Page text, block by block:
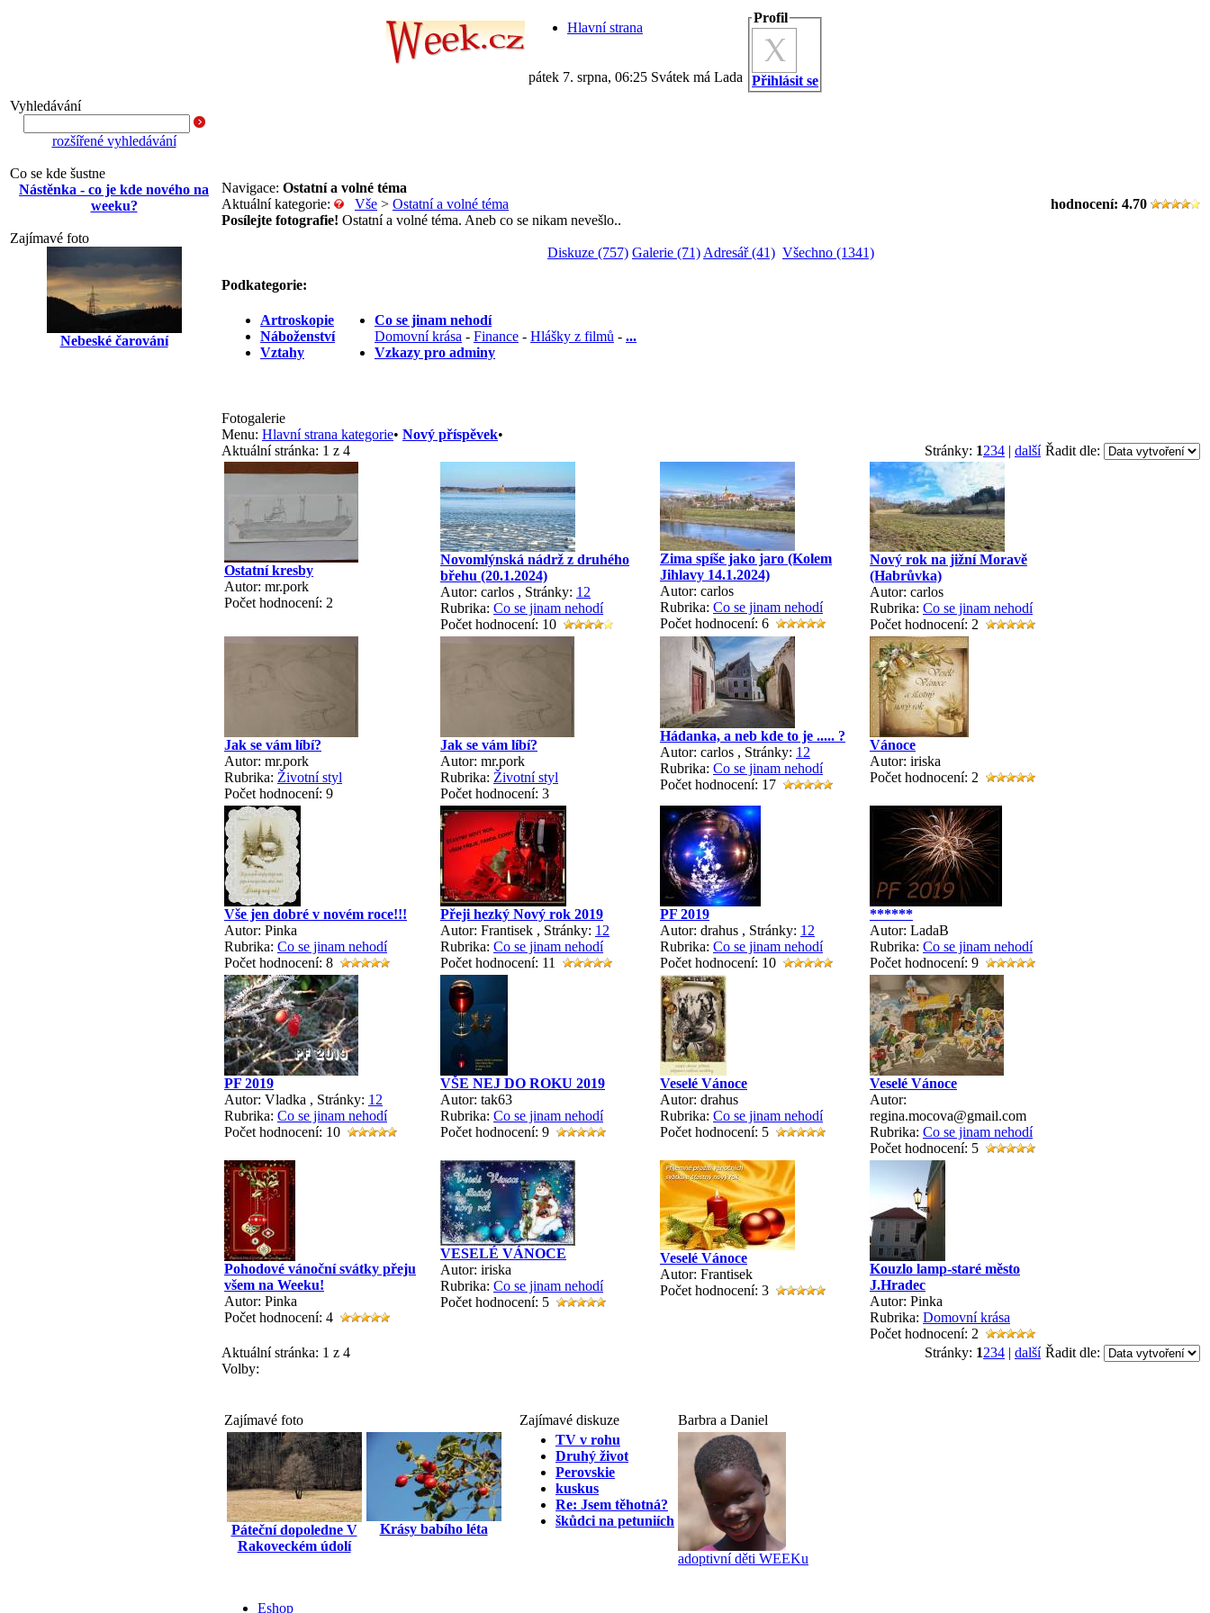
Hlavní strana
pátek 7. srpna, 06:25 Svátek má Lada
Profil
Přihlásit se
Vyhledávání
rozšířené vyhledávání
Co se kde šustne
Nástěnka - co je kde nového na
weeku?
Zajímavé foto
Nebeské čarování
Navigace: Ostatní a volné téma
hodnocení: 4.70
Aktuální kategorie: Vše > Ostatní a volné téma
Posílejte fotografie! Ostatní a volné téma. Aneb co se nikam nevešlo..
Diskuze (757) Galerie (71) Adresář (41) Všechno (1341)
Podkategorie:
Artroskopie
Náboženství
Vztahy
Co se jinam nehodí
Domovní krása - Finance - Hlášky z filmů - ...
Vzkazy pro adminy
Fotogalerie
Menu: Hlavní strana kategorie• Nový příspěvek•
Řadit dle:
Stránky: 1234 | další
Aktuální stránka: 1 z 4
Ostatní kresby
Autor: mr.pork
Počet hodnocení: 2
Novomlýnská nádrž z druhého
břehu (20.1.2024)
Autor: carlos , Stránky: 1 2
Rubrika: Co se jinam nehodí
Počet hodnocení: 10
Zima spíše jako jaro (Kolem
Jihlavy 14.1.2024)
Autor: carlos
Rubrika: Co se jinam nehodí
Počet hodnocení: 6
Nový rok na jižní Moravě
(Habrůvka)
Autor: carlos
Rubrika: Co se jinam nehodí
Počet hodnocení: 2
Jak se vám líbí?
Autor: mr.pork
Rubrika: Životní styl
Počet hodnocení: 9
Jak se vám líbí?
Autor: mr.pork
Rubrika: Životní styl
Počet hodnocení: 3
Hádanka, a neb kde to je ..... ?
Autor: carlos , Stránky: 1 2
Rubrika: Co se jinam nehodí
Počet hodnocení: 17
Vánoce
Autor: iriska
Počet hodnocení: 2
Vše jen dobré v novém roce!!!
Autor: Pinka
Rubrika: Co se jinam nehodí
Počet hodnocení: 8
Přeji hezký Nový rok 2019
Autor: Frantisek , Stránky: 1 2
Rubrika: Co se jinam nehodí
Počet hodnocení: 11
PF 2019
Autor: drahus , Stránky: 1 2
Rubrika: Co se jinam nehodí
Počet hodnocení: 10
******
Autor: LadaB
Rubrika: Co se jinam nehodí
Počet hodnocení: 9
PF 2019
Autor: Vladka , Stránky: 1 2
Rubrika: Co se jinam nehodí
Počet hodnocení: 10
VŠE NEJ DO ROKU 2019
Autor: tak63
Rubrika: Co se jinam nehodí
Počet hodnocení: 9
Veselé Vánoce
Autor: drahus
Rubrika: Co se jinam nehodí
Počet hodnocení: 5
Veselé Vánoce
Autor:
regina.mocova@gmail.com
Rubrika: Co se jinam nehodí
Počet hodnocení: 5
Pohodové vánoční svátky přeju
všem na Weeku!
Autor: Pinka
Počet hodnocení: 4
VESELÉ VÁNOCE
Autor: iriska
Rubrika: Co se jinam nehodí
Počet hodnocení: 5
Veselé Vánoce
Autor: Frantisek
Počet hodnocení: 3
Kouzlo lamp-staré město
J.Hradec
Autor: Pinka
Rubrika: Domovní krása
Počet hodnocení: 2
Řadit dle:
Stránky: 1234 | další
Aktuální stránka: 1 z 4
Volby:
Zajímavé foto Zajímavé diskuze Barbra a Daniel
Páteční dopoledne V
Rakoveckém údolí
Krásy babího léta
TV v rohu
Druhý život
Perovskie
kuskus
Re: Jsem těhotná?
škůdci na petuniích
adoptivní děti WEEKu
Eshop